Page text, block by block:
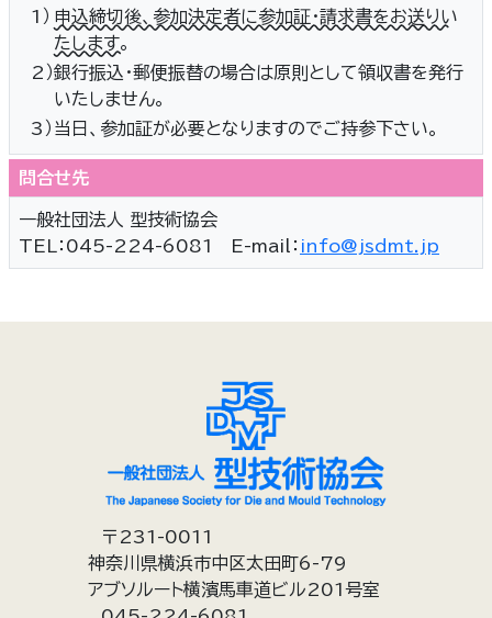
1） 申込締切後、参加決定者に参加証・請求書をお送りい
たします。
2）銀行振込・郵便振替の場合は原則として領収書を発行
いたしません。
3） 当日、参加証が必要となりますのでご持参下さい。
問合せ先
一般社団法人 型技術協会
TEL：045-224-6081 E-mail： info@jsdmt.jp
〒231-0011
神奈川県横浜市中区太田町6-79
アブソルート横濱馬車道ビル201号室